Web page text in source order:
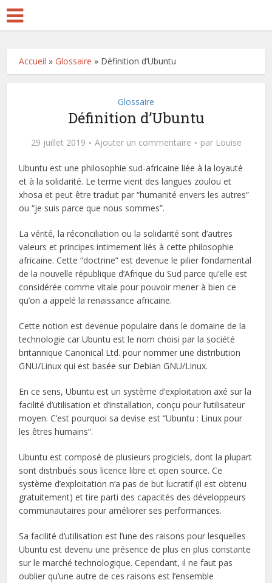
Accueil »Glossaire » Définition d’Ubuntu
Glossaire
Définition d’Ubuntu
29 juillet 2019 Ajouter un commentaire par Louise
Ubuntu est une philosophie sud-africaine liée à la loyauté
et à la solidarité. Le terme vient des langues zoulou et
xhosa et peut être traduit par “humanité envers les autres”
ou “je suis parce que nous sommes”.
La vérité, la réconciliation ou la solidarité sont d’autres
valeurs et principes intimement liés à cette philosophie
africaine. Cette “doctrine” est devenue le pilier fondamental
de la nouvelle république d’Afrique du Sud parce qu’elle est
considérée comme vitale pour pouvoir mener à bien ce
qu’on a appelé la renaissance africaine.
Cette notion est devenue populaire dans le domaine de la
technologie car Ubuntu est le nom choisi par la société
britannique Canonical Ltd. pour nommer une distribution
GNU/Linux qui est basée sur Debian GNU/Linux.
En ce sens, Ubuntu est un système d’exploitation axé sur la
facilité d’utilisation et d’installation, conçu pour l’utilisateur
moyen. C’est pourquoi sa devise est “Ubuntu : Linux pour
les êtres humains”.
Ubuntu est composé de plusieurs progiciels, dont la plupart
sont distribués sous licence libre et open source. Ce
système d’exploitation n’a pas de but lucratif (il est obtenu
gratuitement) et tire parti des capacités des développeurs
communautaires pour améliorer ses performances.
Sa facilité d’utilisation est l’une des raisons pour lesquelles
Ubuntu est devenu une présence de plus en plus constante
sur le marché technologique. Cependant, il ne faut pas
oublier qu’une autre de ces raisons est l’ensemble